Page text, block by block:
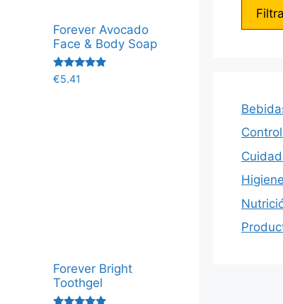
Forever Avocado
Face & Body Soap
Valorado
con
€5.41
Forever Bright
Toothgel